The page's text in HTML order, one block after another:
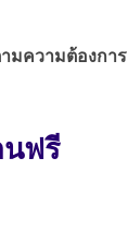
มความต้องการ
นฟรี